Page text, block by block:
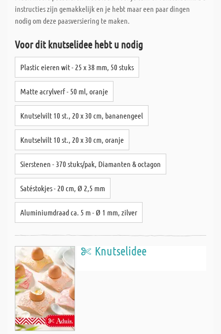
instructies zijn gemakkelijk en je hebt maar een paar dingen
nodig om deze paasversiering te maken.
Voor dit knutselidee hebt u nodig
Plastic eieren wit - 25 x 38 mm, 50 stuks
Matte acrylverf - 50 ml, oranje
Knutselvilt 10 st., 20 x 30 cm, bananengeel
Knutselvilt 10 st., 20 x 30 cm, oranje
Sierstenen - 370 stuks/pak, Diamanten & octagon
Satéstokjes - 20 cm, Ø 2,5 mm
Aluminiumdraad ca. 5 m - Ø 1 mm, zilver
Knutselidee